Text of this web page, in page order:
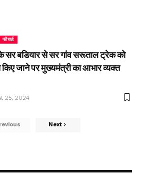
फीचर्ड
के सर बडियार से सर गांव सरूताल ट्रेक को
जाने पर मुख्यमंत्री का आभार व्यक्त
25, 2024
Next